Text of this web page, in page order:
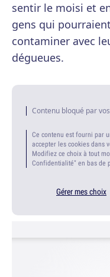
sentir le moisi et
gens qui
contaminer avec
dégueues.
Contenu bloqué par
Ce contenu est fourni par
accepter les cookies dans
Modifiez ce choix à tout
Confidentialité" en bas de
Gérer mes choix